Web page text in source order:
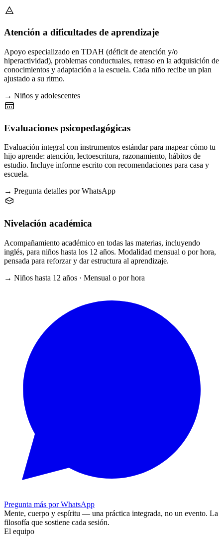
Atención a dificultades de aprendizaje
Apoyo especializado en TDAH (déficit de atención y/o
hiperactividad), problemas conductuales, retraso en la adquisición de
conocimientos y adaptación a la escuela. Cada niño recibe un plan
ajustado a su ritmo.
→ Niños y adolescentes
Evaluaciones psicopedagógicas
Evaluación integral con instrumentos estándar para mapear cómo tu
hijo aprende: atención, lectoescritura, razonamiento, hábitos de
estudio. Incluye informe escrito con recomendaciones para casa y
escuela.
→ Pregunta detalles por WhatsApp
Nivelación académica
Acompañamiento académico en todas las materias, incluyendo
inglés, para niños hasta los 12 años. Modalidad mensual o por hora,
pensada para reforzar y dar estructura al aprendizaje.
→ Niños hasta 12 años · Mensual o por hora
Pregunta más por WhatsApp
Mente, cuerpo y espíritu — una práctica integrada, no un evento. La
filosofía que sostiene cada sesión.
El equipo